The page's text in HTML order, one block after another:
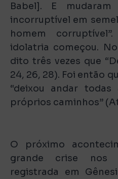
Babel]. E
incorruptível em
homem
idolatria começou.
dito três vezes que
24, 26, 28). Foi então
“deixou andar
próprios caminhos”
O próximo
grande crise nos
registrada em